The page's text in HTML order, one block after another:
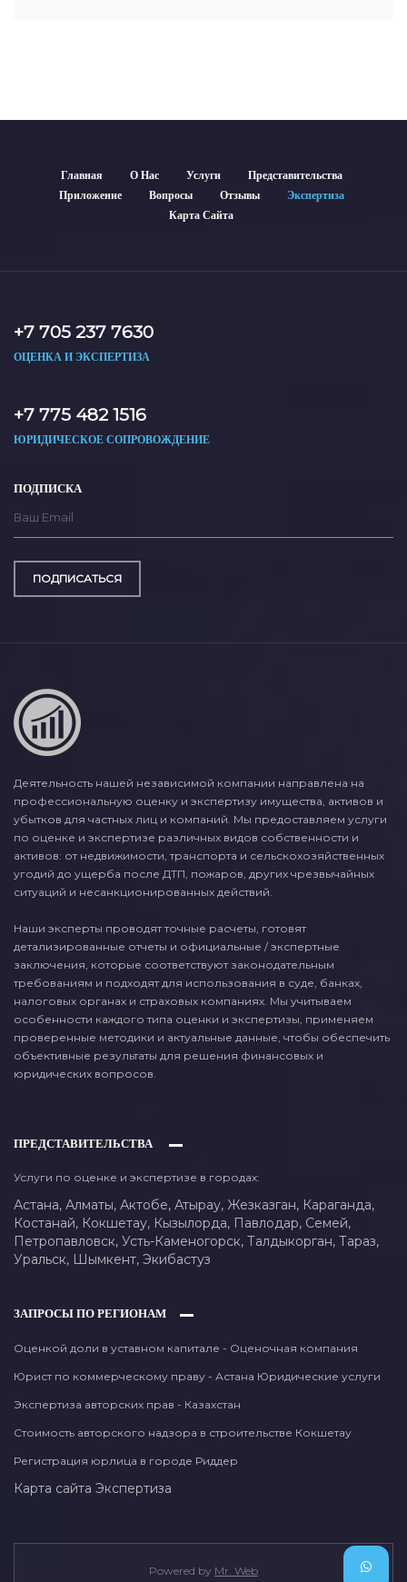
Главная О Нас Услуги
Представительства
Приложение
Вопросы Отзывы
Экспертиза
Карта Сайта
+7 705 237 7630
ОЦЕНКА И ЭКСПЕРТИЗА
+7 775 482 1516
ЮРИДИЧЕСКОЕ СОПРОВОЖДЕНИЕ
ПОДПИСКА
ПОДПИСАТЬСЯ
Деятельность нашей независимой компании направлена на
профессиональную оценку и экспертизу имущества, активов и
убытков для частных лиц и компаний. Мы предоставляем услуги
по оценке и экспертизе различных видов собственности и
активов: от недвижимости, транспорта и сельскохозяйственных
угодий до ущерба после ДТП, пожаров, других чрезвычайных
ситуаций и несанкционированных действий.
Наши эксперты проводят точные расчеты, готовят
детализированные отчеты и официальные / экспертные
заключения, которые соответствуют законодательным
требованиям и подходят для использования в суде, банках,
налоговых органах и страховых компаниях. Мы учитываем
особенности каждого типа оценки и экспертизы, применяем
проверенные методики и актуальные данные, чтобы обеспечить
объективные результаты для решения финансовых и
юридических вопросов.
ПРЕДСТАВИТЕЛЬСТВА
Услуги по оценке и экспертизе в городах:
Астана, Алматы, Актобе, Атырау, Жезказган, Караганда,
Костанай, Кокшетау, Кызылорда, Павлодар, Семей,
Петропавловск, Усть-Каменогорск, Талдыкорган, Тараз,
Уральск, Шымкент, Экибастуз
ЗАПРОСЫ ПО РЕГИОНАМ
Оценкой доли в уставном капитале - Оценочная компания
Юрист по коммерческому праву - Астана Юридические услуги
Экспертиза авторских прав - Казахстан
Стоимость авторского надзора в строительстве Кокшетау
Регистрация юрлица в городе Риддер
Карта сайта Экспертиза
Powered by Mr. Web